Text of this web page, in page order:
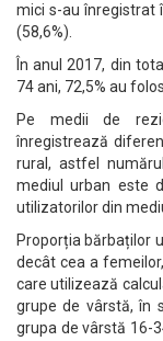
mici s-au înregistrat
(58,6%).
În anul 2017, din
74 ani, 72,5% au
Pe medii de
înregistrează
rural, astfel
mediul urban este
utilizatorilor din
Proporția bărbaților
decât cea a
care utilizează
grupe de vârstă, în
grupa de vârstă 16-